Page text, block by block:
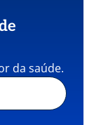
da saúde.